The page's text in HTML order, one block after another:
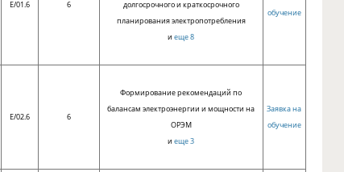
E/01.6 6
долгосрочного и краткосрочного
планирования электропотребления
иеще 8
обучение
E/02.6 6
Формирование рекомендаций по
балансам электроэнергии и мощности на
ОРЭМ
иеще 3
Заявка на
обучение